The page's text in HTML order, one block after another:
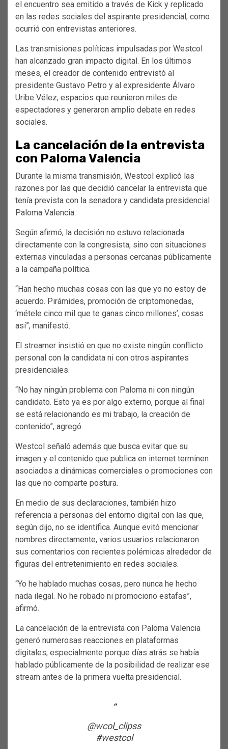
el encuentro sea emitido a través de Kick y replicado
en las redes sociales del aspirante presidencial, como
ocurrió con entrevistas anteriores.
Las transmisiones políticas impulsadas por Westcol
han alcanzado gran impacto digital. En los últimos
meses, el creador de contenido entrevistó al
presidente Gustavo Petro y al expresidente Álvaro
Uribe Vélez, espacios que reunieron miles de
espectadores y generaron amplio debate en redes
sociales.
La cancelación de la entrevista
con Paloma Valencia
Durante la misma transmisión, Westcol explicó las
razones por las que decidió cancelar la entrevista que
tenía prevista con la senadora y candidata presidencial
Paloma Valencia.
Según afirmó, la decisión no estuvo relacionada
directamente con la congresista, sino con situaciones
externas vinculadas a personas cercanas públicamente
a la campaña política.
“Han hecho muchas cosas con las que yo no estoy de
acuerdo. Pirámides, promoción de criptomonedas,
‘métele cinco mil que te ganas cinco millones’, cosas
así”, manifestó.
El streamer insistió en que no existe ningún conflicto
personal con la candidata ni con otros aspirantes
presidenciales.
“No hay ningún problema con Paloma ni con ningún
candidato. Esto ya es por algo externo, porque al final
se está relacionando es mi trabajo, la creación de
contenido”, agregó.
Westcol señaló además que busca evitar que su
imagen y el contenido que publica en internet terminen
asociados a dinámicas comerciales o promociones con
las que no comparte postura.
En medio de sus declaraciones, también hizo
referencia a personas del entorno digital con las que,
según dijo, no se identifica. Aunque evitó mencionar
nombres directamente, varios usuarios relacionaron
sus comentarios con recientes polémicas alrededor de
figuras del entretenimiento en redes sociales.
“Yo he hablado muchas cosas, pero nunca he hecho
nada ilegal. No he robado ni promociono estafas”,
afirmó.
La cancelación de la entrevista con Paloma Valencia
generó numerosas reacciones en plataformas
digitales, especialmente porque días atrás se había
hablado públicamente de la posibilidad de realizar ese
stream antes de la primera vuelta presidencial.
@wcol_clipss
#westcol